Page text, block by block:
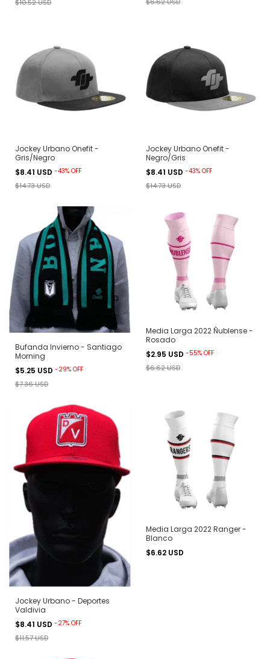
$10.52 USD $6.62 USD
Jockey Urbano Onefit -
Gris/Negro
$8.41 USD -43% OFF
$14.73 USD
Jockey Urbano Onefit -
Negro/Gris
$8.41 USD -43% OFF
$14.73 USD
Bufanda Invierno - Santiago
Morning
$5.25 USD -29% OFF
$7.36 USD
Media Larga 2022 Ñublense -
Rosado
$2.95 USD -55% OFF
$6.62 USD
Jockey Urbano - Deportes
Valdivia
$8.41 USD -27% OFF
$11.57 USD
Media Larga 2022 Ranger -
Blanco
$6.62 USD